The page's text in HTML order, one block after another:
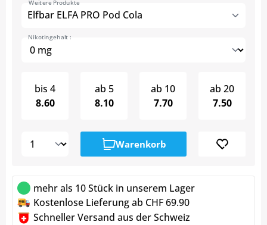
Elfbar ELFA PRO Pod Cola
Weitere Produkte
Nikotingehalt :
bis 4
8.60
ab 5
8.10
ab 10
7.70
ab 20
7.50
Warenkorb
mehr als 10 Stück in unserem Lager
Kostenlose Lieferung ab CHF 69.90
Schneller Versand aus der Schweiz